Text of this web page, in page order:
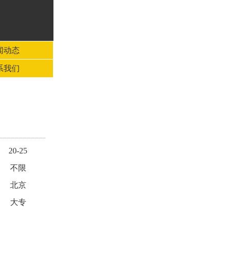
动态
我们
20-25
不限
北京
大专